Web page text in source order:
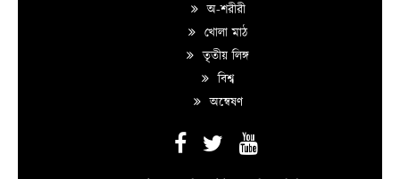
অ-শরীরী
খোলা মাঠ
তৃতীয় লিঙ্গ
বিশ্ব
অন্বেষণ